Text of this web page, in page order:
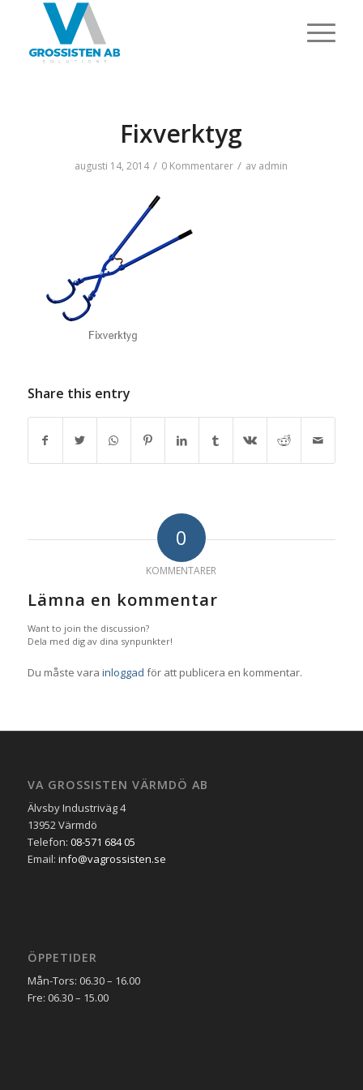
Fixverktyg
augusti 14, 2014 / 0 Kommentarer / av admin
Share this entry
0
KOMMENTARER
Lämna en kommentar
Want to join the discussion?
Dela med dig av dina synpunkter!
Du måste vara inloggad för att publicera en kommentar.
VA GROSSISTEN VÄRMDÖ AB
Älvsby Industriväg 4
13952 Värmdö
Telefon: 08-571 684 05
Email: info@vagrossisten.se
ÖPPETIDER
Mån-Tors: 06.30 – 16.00
Fre: 06.30 – 15.00